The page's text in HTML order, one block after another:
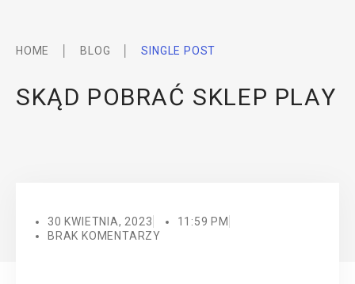
HOME BLOG SINGLE POST
SKĄD POBRAĆ SKLEP PLAY
30 KWIETNIA, 2023
11:59 PM
BRAK KOMENTARZY